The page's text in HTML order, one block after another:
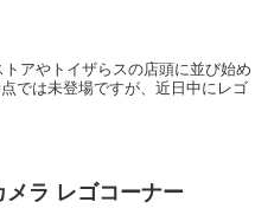
アやトイザらスの店頭に並び始め
では未登場ですが、近日中にレゴ
ラ レゴコーナー